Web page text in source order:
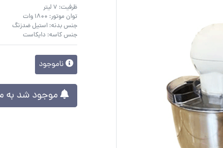
ظرفیت: 7 لیتر
توان موتور: 1800 وات
جنس بدنه: استیل ضدزنگ
جنس کاسه: دایکاست
ناموجود
موجود شد به